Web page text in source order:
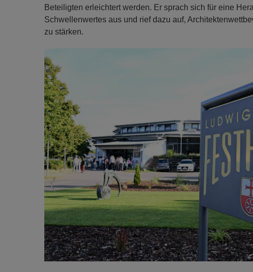
Beteiligten erleichtert werden. Er sprach sich für eine
Schwellenwertes aus und rief dazu auf,
zu stärken.